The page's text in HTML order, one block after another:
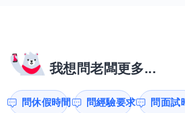
我想問老闆更多...
問休假時間 問經驗要求 問面試